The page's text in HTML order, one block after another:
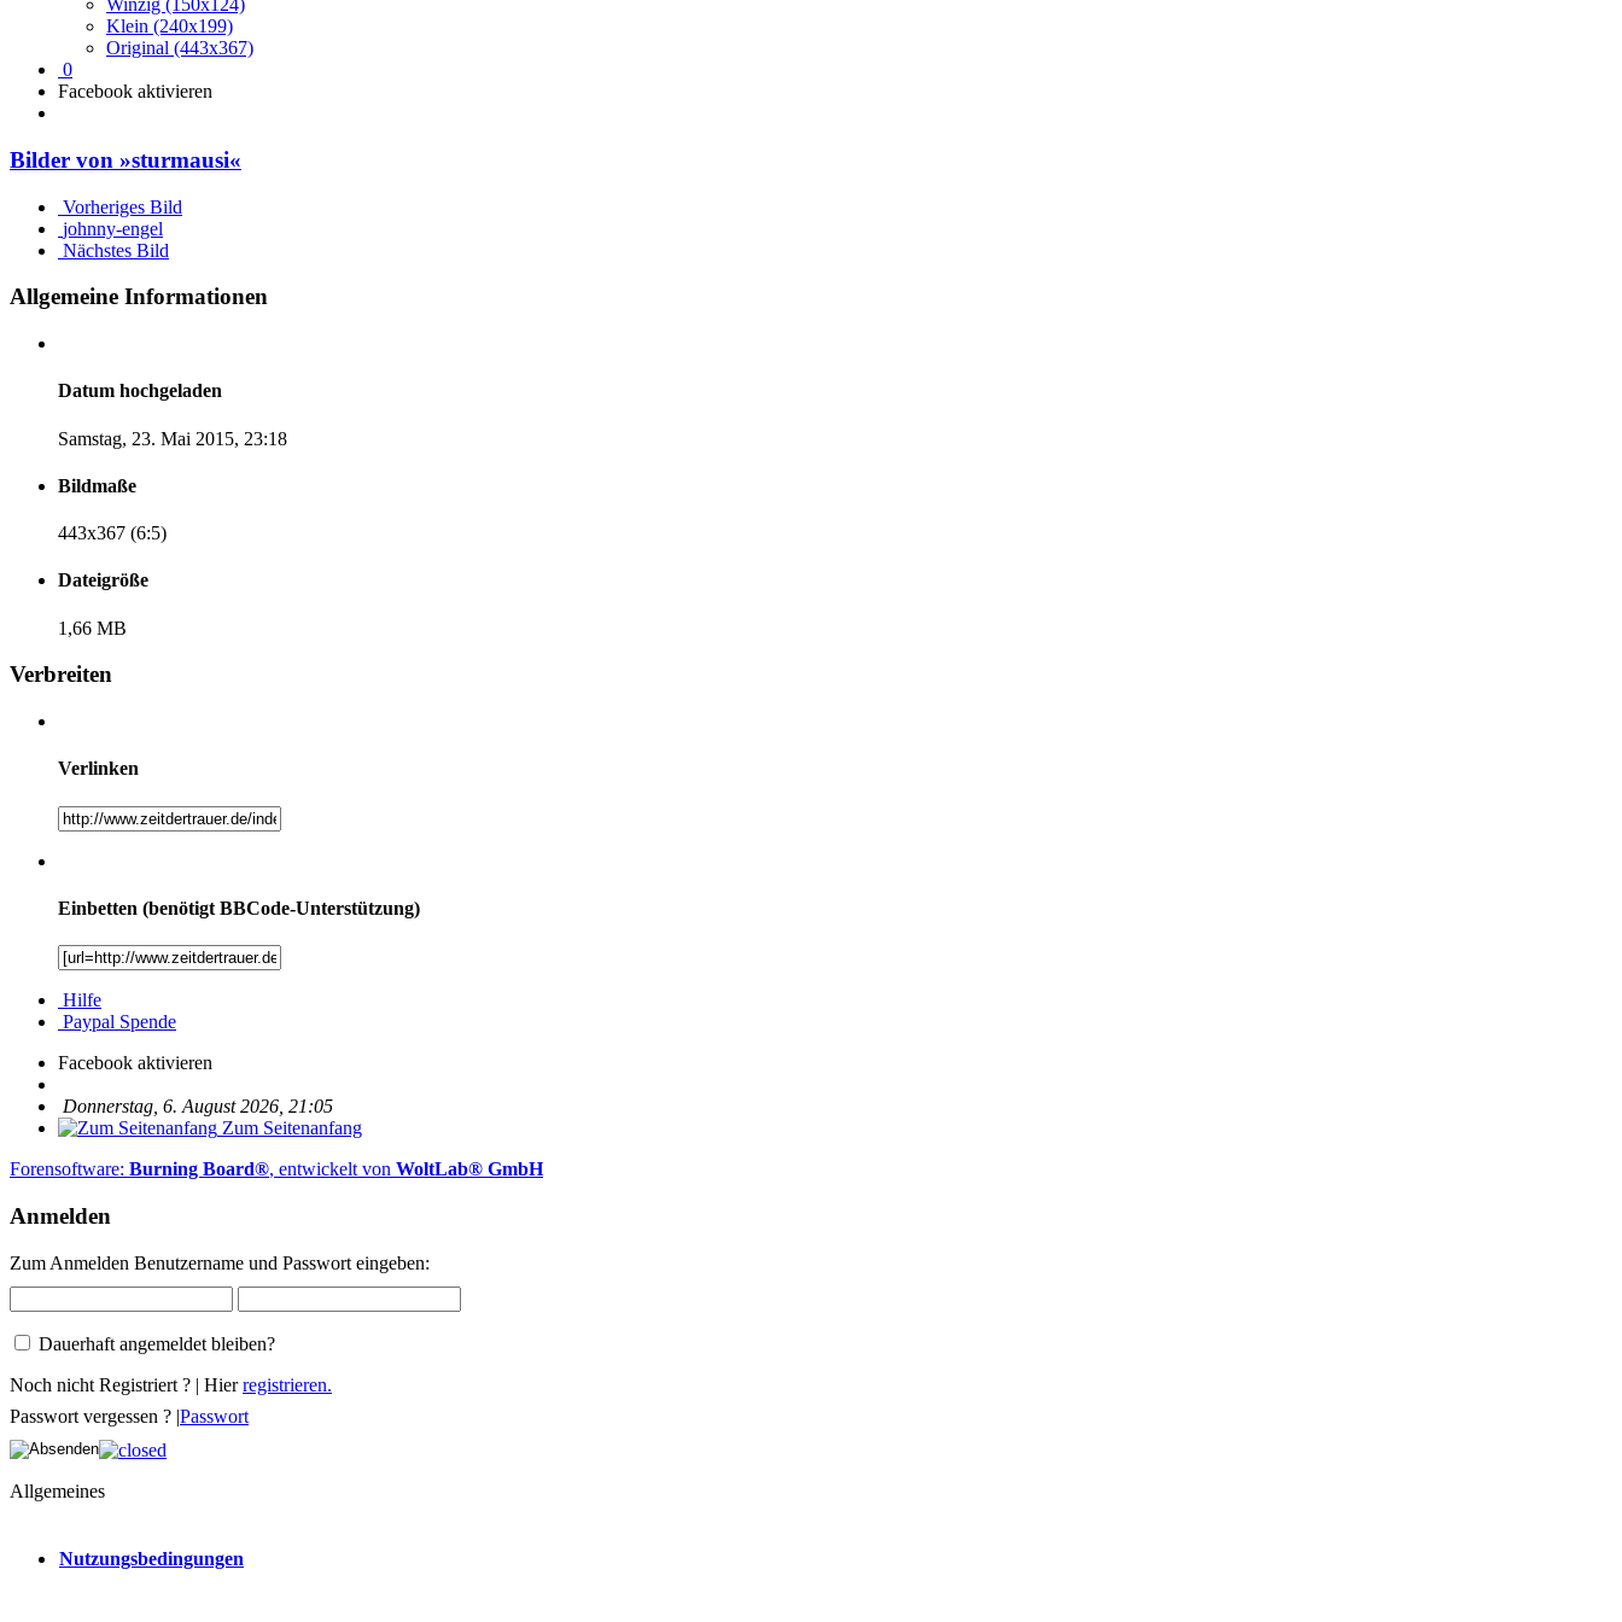
Winzig (150x124)
Klein (240x199)
Original (443x367)
0
Facebook aktivieren
Bilder von »sturmausi«
Vorheriges Bild
johnny-engel
Nächstes Bild
Allgemeine Informationen
Datum hochgeladen
Samstag, 23. Mai 2015, 23:18
Bildmaße
443x367 (6:5)
Dateigröße
1,66 MB
Verbreiten
Verlinken
Einbetten (benötigt BBCode-Unterstützung)
Hilfe
Paypal Spende
Facebook aktivieren
Donnerstag, 6. August 2026, 21:05
Zum Seitenanfang
Forensoftware: Burning Board®, entwickelt von WoltLab® GmbH
Anmelden
Zum Anmelden Benutzername und Passwort eingeben:
Dauerhaft angemeldet bleiben?
Noch nicht Registriert ? | Hierregistrieren.
Passwort vergessen ? |Passwort
Allgemeines
Nutzungsbedingungen